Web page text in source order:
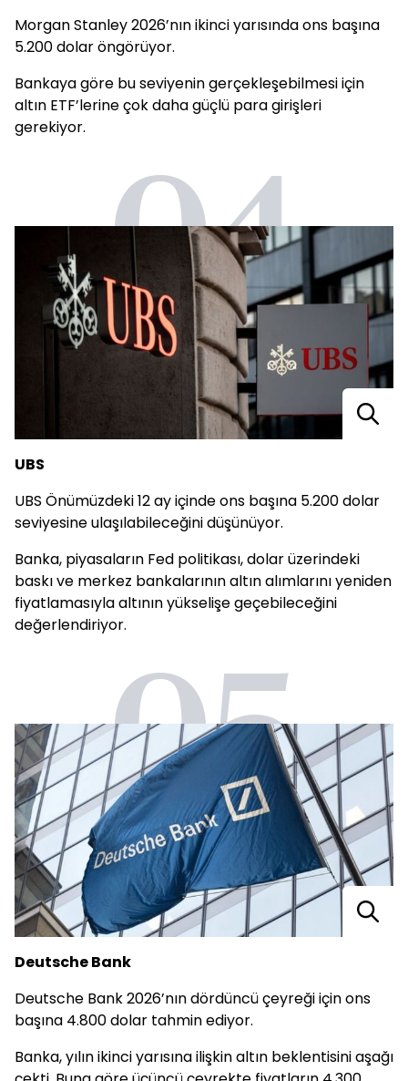
Morgan Stanley 2026’nın ikinci yarısında ons başına
5.200 dolar öngörüyor.
Bankaya göre bu seviyenin gerçekleşebilmesi için
altın ETF’lerine çok daha güçlü para girişleri
gerekiyor.
04
UBS
UBS Önümüzdeki 12 ay içinde ons başına 5.200 dolar
seviyesine ulaşılabileceğini düşünüyor.
Banka, piyasaların Fed politikası, dolar üzerindeki
baskı ve merkez bankalarının altın alımlarını yeniden
fiyatlamasıyla altının yükselişe geçebileceğini
değerlendiriyor.05
Deutsche Bank
Deutsche Bank 2026’nın dördüncü çeyreği için ons
başına 4.800 dolar tahmin ediyor.
Banka, yılın ikinci yarısına ilişkin altın beklentisini aşağı